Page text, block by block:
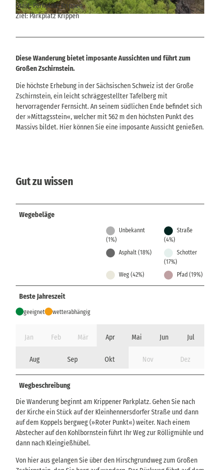
© Yvonne Brückner, Tourismusverband Sächsische Schweiz
Start: Parkplatz Krippen
Ziel: Parkplatz Krippen
Diese Wanderung bietet imposante Aussichten und führt zum
Großen Zschirnstein.
Die höchste Erhebung in der Sächsischen Schweiz ist der Große
Zschirnstein, ein leicht schräggestellter Tafelberg mit
hervorragender Fernsicht. An seinem südlichen Ende befindet sich
der »Mittagsstein«, welcher mit 562 m den höchsten Punkt des
Massivs bildet. Hier können Sie eine imposante Aussicht genießen.
Gut zu wissen
Wegebeläge
Unbekannt
(1%)
Straße
(4%)
Asphalt (18%)
Schotter
(17%)
Weg (42%)
Pfad (19%)
Beste Jahreszeit
geeignet wetterabhängig
Jan Feb Mär Apr Mai Jun Jul
Aug Sep Okt Nov Dez
Wegbeschreibung
Die Wanderung beginnt am Krippener Parkplatz. Gehen Sie nach
der Kirche ein Stück auf der Kleinhennersdorfer Straße und dann
auf dem Koppels bergweg (»Roter Punkt«) weiter. Nach einem
Abstecher auf den Kohlbornstein führt Ihr Weg zur Rölligmühle und
dann nach Kleingießhübel.
Von hier aus gelangen Sie über den Hirschgrundweg zum Großen